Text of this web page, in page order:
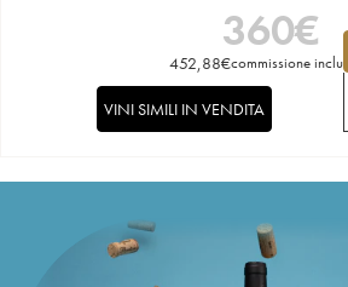
360€
452,88€commissione inclusa
VINI SIMILI IN VENDITA